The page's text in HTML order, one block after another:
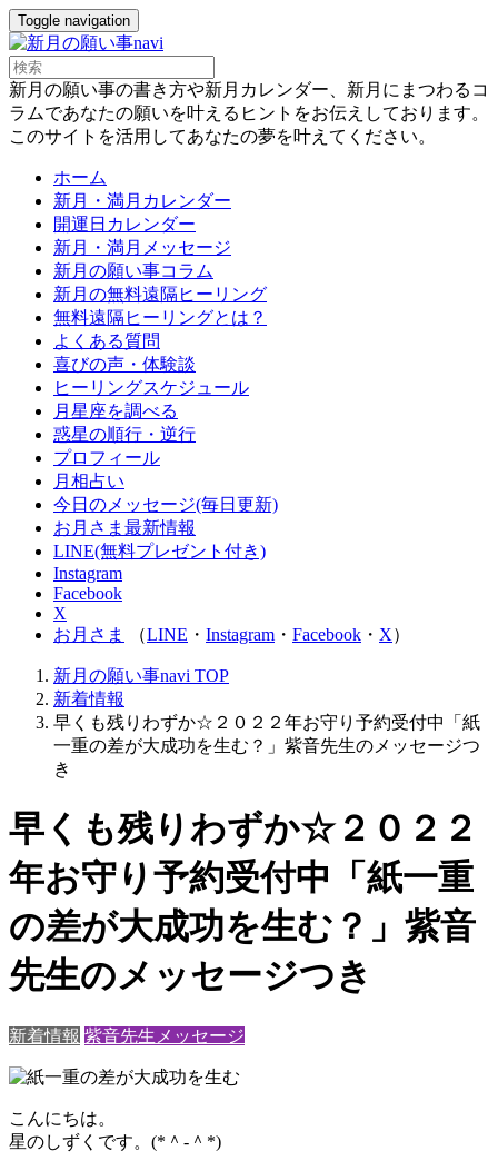
Toggle navigation
新月の願い事の書き方や新月カレンダー、新月にまつわるコ
ラムであなたの願いを叶えるヒントをお伝えしております。
このサイトを活用してあなたの夢を叶えてください。
ホーム
新月・満月カレンダー
開運日カレンダー
新月・満月メッセージ
新月の願い事コラム
新月の無料遠隔ヒーリング
無料遠隔ヒーリングとは？
よくある質問
喜びの声・体験談
ヒーリングスケジュール
月星座を調べる
惑星の順行・逆行
プロフィール
月相占い
今日のメッセージ(毎日更新)
お月さま最新情報
LINE(無料プレゼント付き)
Instagram
Facebook
X
お月さま
（LINE ・ Instagram ・ Facebook ・ X）
新月の願い事navi TOP
新着情報
早くも残りわずか☆２０２２年お守り予約受付中「紙
一重の差が大成功を生む？」紫音先生のメッセージつ
き
早くも残りわずか☆２０２２
年お守り予約受付中「紙一重
の差が大成功を生む？」紫音
先生のメッセージつき
新着情報 紫音先生メッセージ
こんにちは。
星のしずくです。(*＾-＾*)